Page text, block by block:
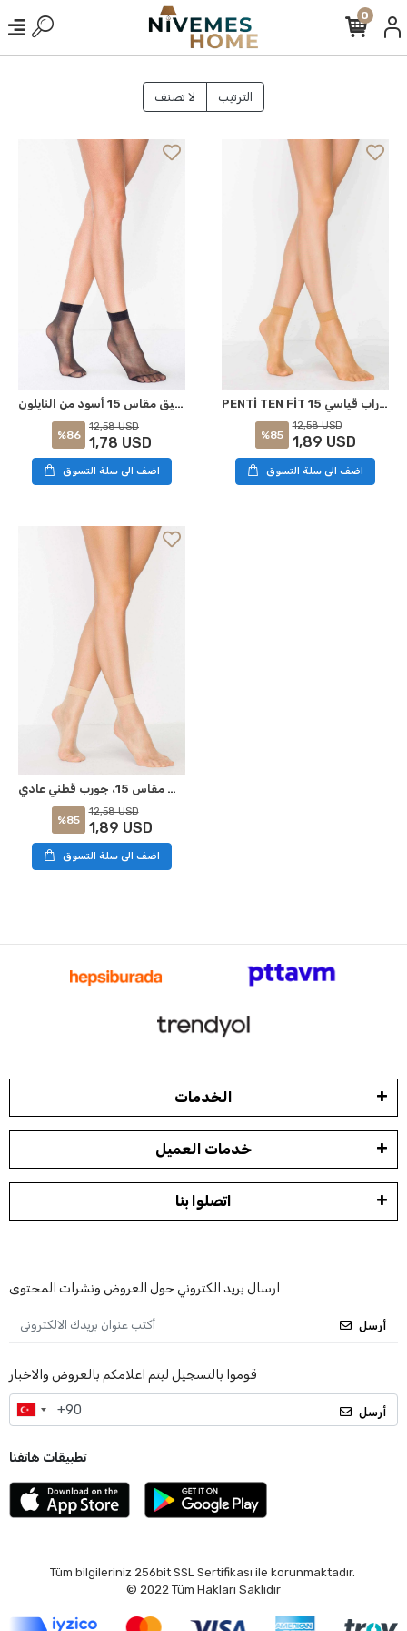
0
لا تصنف الترتيب
بنطلون ضيق مقاس 15 أسود من النايلون
%86
12,58 USD
1,78 USD
اضف الى سلة التسوق
PENTİ TEN FİT 15 سوكيت جوراب قياسي
%85
12,58 USD
1,89 USD
اضف الى سلة التسوق
بنطلون ضيق مفتوح من الأعلى مقاس 15، جورب قطني عادي
%85
12,58 USD
1,89 USD
اضف الى سلة التسوق
الخدمات
خدمات العميل
اتصلوا بنا
ارسال بريد الكتروني حول العروض ونشرات المحتوى
أرسل
قوموا بالتسجيل ليتم اعلامكم بالعروض والاخبار
أرسل
تطبيقات هاتفنا
Tüm bilgileriniz 256bit SSL Sertifikası ile korunmaktadır.
© 2022 Tüm Hakları Saklıdır